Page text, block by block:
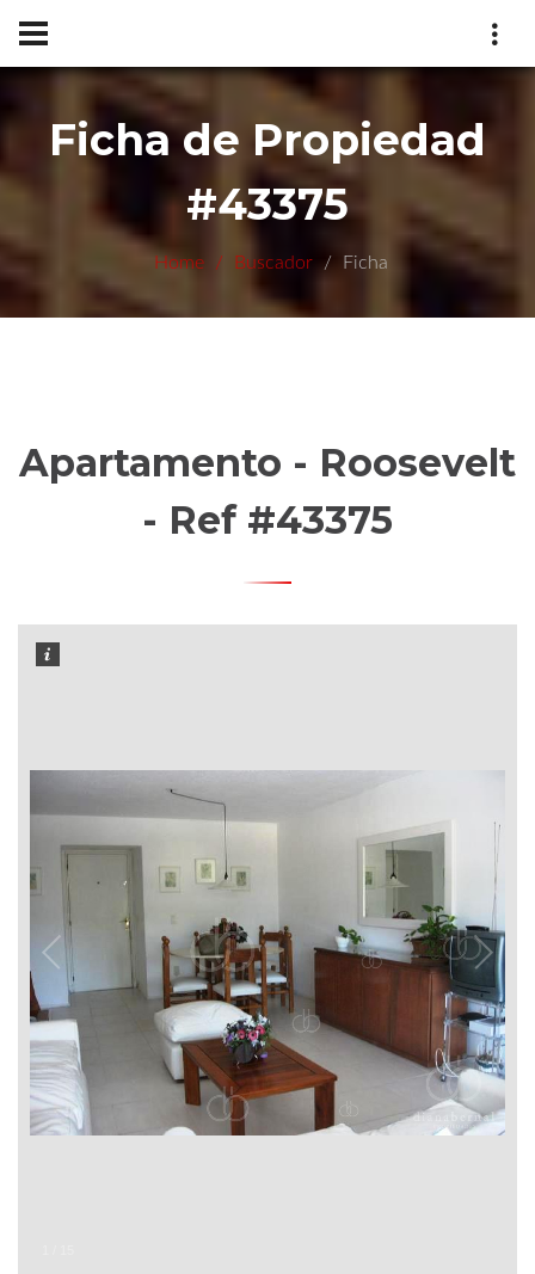
Ficha de Propiedad
#43375
Home Buscador Ficha
Apartamento - Roosevelt
- Ref #43375